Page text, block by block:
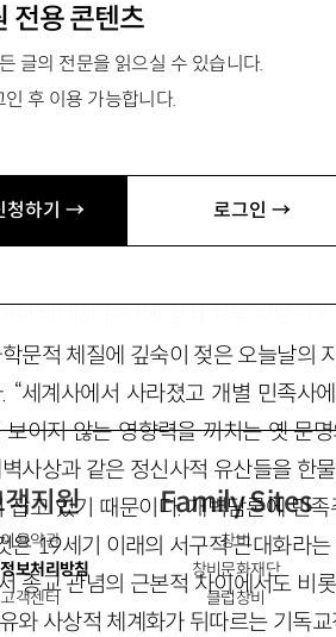
전용 콘텐츠
글의 전문을 읽으실 수 있습니다.
후 이용 가능합니다.
청하기 → 로그인 →
들을 모은 책이지만 펼치는 순간 유가
문적 체질에 깊숙이 젖은 오늘날의
“세계사에서 사라졌고 개별 민족사
이지 않는 영향력을 끼치는 옛 문
사상과 같은 정신사적 유산들을 한
고 있기 때문이다. 개벽담론에 민
은 19세기 이래의 서구적 근대화라
종교 관념의 근본적 차이에서도 비
와 사상적 체계화가 뒤따르는 기독
지원
이용약관
보처리방침
고객센터
Family Sites
창비
창비문화재단
클럽창비